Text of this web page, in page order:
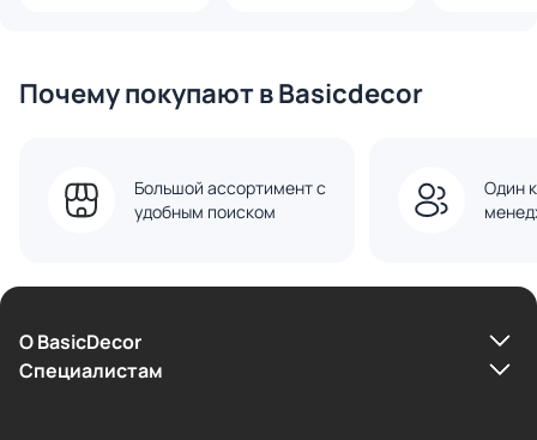
Почему покупают в Basicdecor
Большой ассортимент с
удобным поиском
Один
О BasicDecor
Cпециалистам